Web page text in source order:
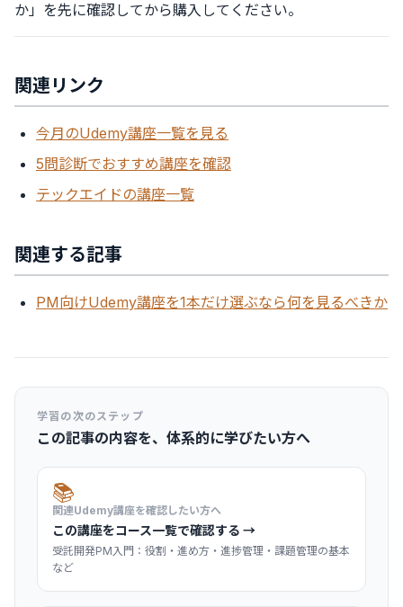
か」を先に確認してから購入してください。
関連リンク
今月のUdemy講座一覧を見る
5問診断でおすすめ講座を確認
テックエイドの講座一覧
関連する記事
PM向けUdemy講座を1本だけ選ぶなら何を見るべきか
学習の次のステップ
この記事の内容を、体系的に学びたい方へ
📚
関連Udemy講座を確認したい方へ
この講座をコース一覧で確認する →
受託開発PM入門：役割・進め方・進捗管理・課題管理の基本
など